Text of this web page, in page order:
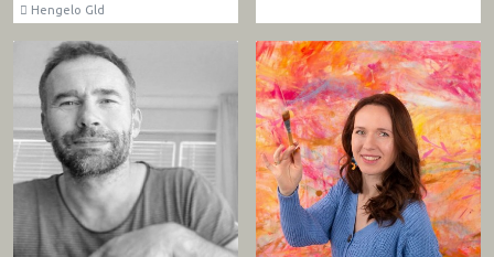
Hengelo Gld